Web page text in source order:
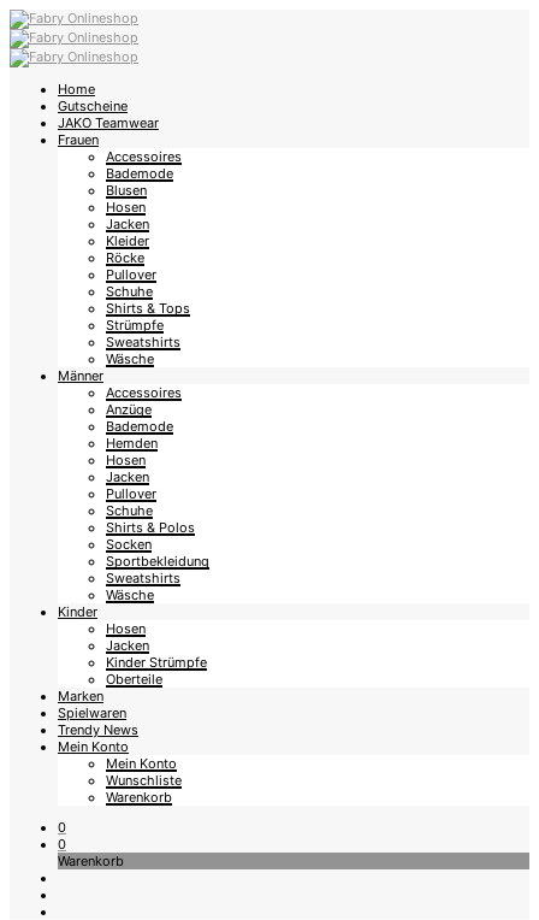
Home
Gutscheine
JAKO Teamwear
Frauen
Accessoires
Bademode
Blusen
Hosen
Jacken
Kleider
Röcke
Pullover
Schuhe
Shirts & Tops
Strümpfe
Sweatshirts
Wäsche
Männer
Accessoires
Anzüge
Bademode
Hemden
Hosen
Jacken
Pullover
Schuhe
Shirts & Polos
Socken
Sportbekleidung
Sweatshirts
Wäsche
Kinder
Hosen
Jacken
Kinder Strümpfe
Oberteile
Marken
Spielwaren
Trendy News
Mein Konto
Mein Konto
Wunschliste
Warenkorb
0
0
Warenkorb